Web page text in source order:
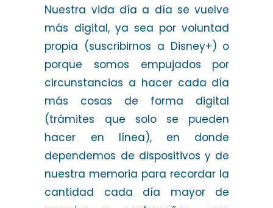
Nuestra vida día a día se vuelve
más digital, ya sea por voluntad
propia (suscribirnos a Disney+) o
porque somos empujados por
circunstancias a hacer cada día
más cosas de forma digital
(trámites que solo se pueden
hacer en línea), en donde
dependemos de dispositivos y de
nuestra memoria para recordar la
cantidad cada día mayor de